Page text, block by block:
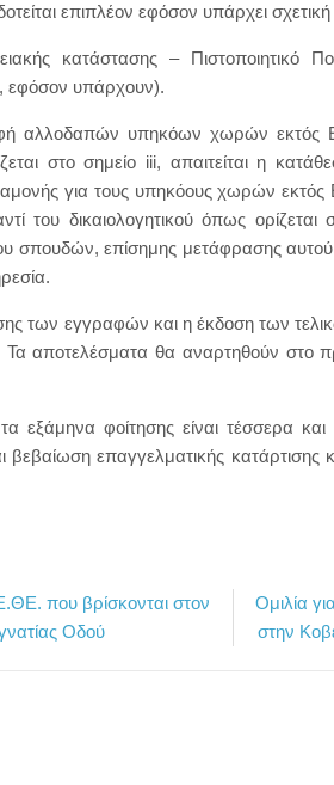
επιπλέον εφόσον υπάρχει σχετική
κατάστασης – Πιστοποιητικό
εφόσον υπάρχουν).
αλλοδαπών υπηκόων χωρών εκτός
στο σημείο iii, απαιτείται η
για τους υπηκόους χωρών
του δικαιολογητικού όπως
σπουδών, επίσημης μετάφρασης αυτού
των εγγραφών και η έκδοση των
Τα αποτελέσματα θα αναρτηθούν στο
εξάμηνα φοίτησης είναι τέσσερα
βεβαίωση επαγγελματικής
που βρίσκονται στον
Οδού
Ομιλία
στην